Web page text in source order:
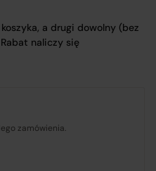
a drugi dowolny (bez
naliczy się
zamówienia.